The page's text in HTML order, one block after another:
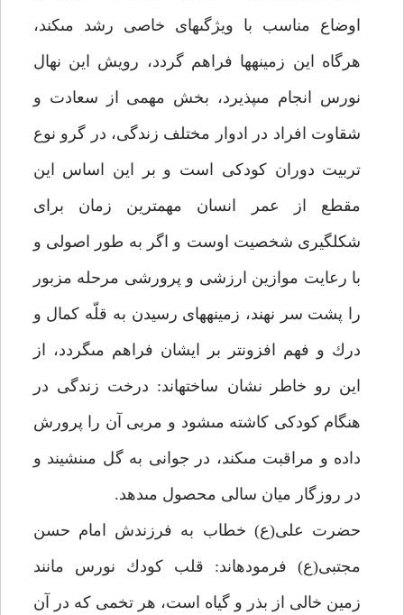
اوضاع مناسب با ويژگى‏هاى خاصى رشد مى‏كند،
هرگاه اين زمينه‏ها فراهم گردد، رويش اين نهال
نورس انجام مى‏پذيرد، بخش مهمى از سعادت و
شقاوت افراد در ادوار مختلف زندگى، در گرو نوع
تربيت دوران كودكى است و بر اين اساس اين
مقطع از عمر انسان مهم‏ترين زمان براى
شكل‏گيرى شخصيت اوست و اگر به طور اصولى و
با رعايت موازين ارزشى و پرورشى مرحله مزبور
را پشت سر نهند، زمينه‏هاى رسيدن به قلّه كمال و
درك و فهم افزونتر بر ايشان فراهم مى‏گردد، از
اين رو خاطر نشان ساخته‏اند: درخت زندگى در
هنگام كودكى كاشته مى‏شود و مربى آن را پرورش
داده و مراقبت مى‏كند، در جوانى به گل مى‏نشيند و
در روزگار ميان سالى محصول مى‏دهد.
حضرت على(ع) خطاب به فرزندش امام حسن
مجتبى(ع) فرموده‏اند: قلب كودك نورس مانند
زمين خالى از بذر و گياه است، هر تخمى كه در آن